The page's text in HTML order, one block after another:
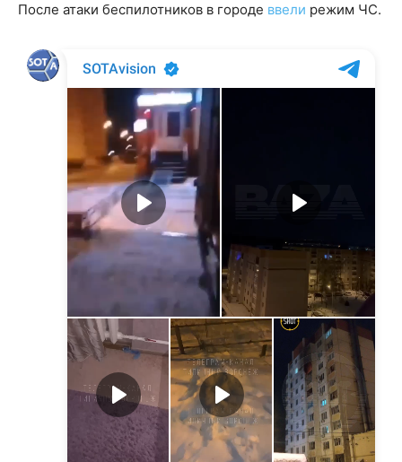
После атаки беспилотников в городе ввели режим ЧС.